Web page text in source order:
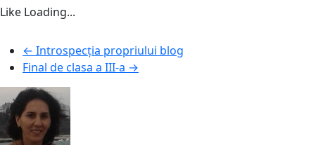
Like Loading...
← Introspecția propriului blog
Final de clasa a III-a →